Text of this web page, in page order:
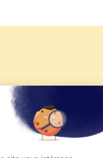
2026 de KTO
du pape Léon